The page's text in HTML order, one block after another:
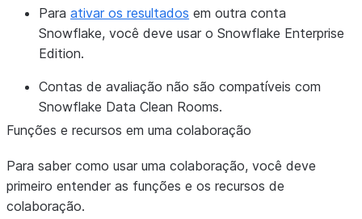
Para ativar os resultados em outra conta
Snowflake, você deve usar o Snowflake Enterprise
Edition.
Contas de avaliação não são compatíveis com
Snowflake Data Clean Rooms.
Funções e recursos em uma colaboração
Para saber como usar uma colaboração, você deve
primeiro entender as funções e os recursos de
colaboração.